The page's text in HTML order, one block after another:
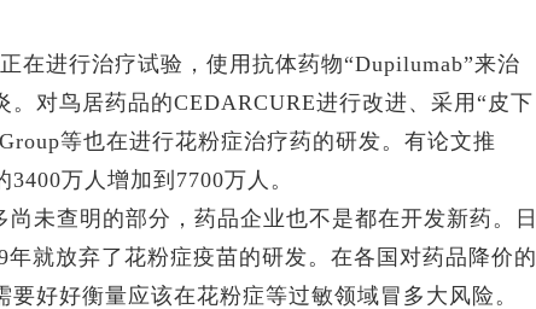
进行治疗试验，使用抗体药物“Dupilumab”来治
对鸟居药品的CEDARCURE进行改进、采用“皮下
等也在进行花粉症治疗药的研发。有论文推
万人增加到7700万人。
查明的部分，药品企业也不是都在开发新药。日
就放弃了花粉症疫苗的研发。在各国对药品降价的
好好衡量应该在花粉症等过敏领域冒多大风险。